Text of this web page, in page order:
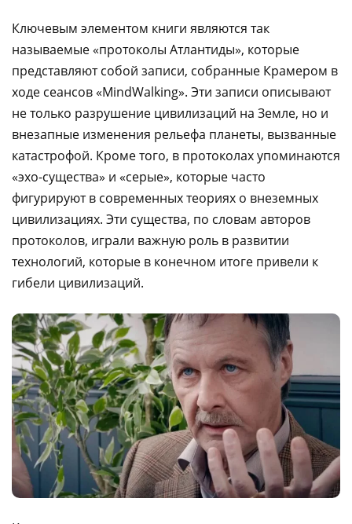
Ключевым элементом книги являются так
называемые «протоколы Атлантиды», которые
представляют собой записи, собранные Крамером в
ходе сеансов «MindWalking». Эти записи описывают
не только разрушение цивилизаций на Земле, но и
внезапные изменения рельефа планеты, вызванные
катастрофой. Кроме того, в протоколах упоминаются
«эхо-существа» и «серые», которые часто
фигурируют в современных теориях о внеземных
цивилизациях. Эти существа, по словам авторов
протоколов, играли важную роль в развитии
технологий, которые в конечном итоге привели к
гибели цивилизаций.